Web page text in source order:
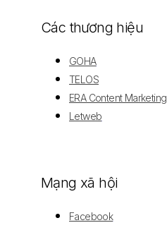
Các thương hiệu
GOHA
TELOS
ERA Content Marketing
Letweb
Mạng xã hội
Facebook